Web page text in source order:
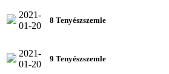
2021-
01-20
8 Tenyészszemle
2021-
01-20
9 Tenyészszemle